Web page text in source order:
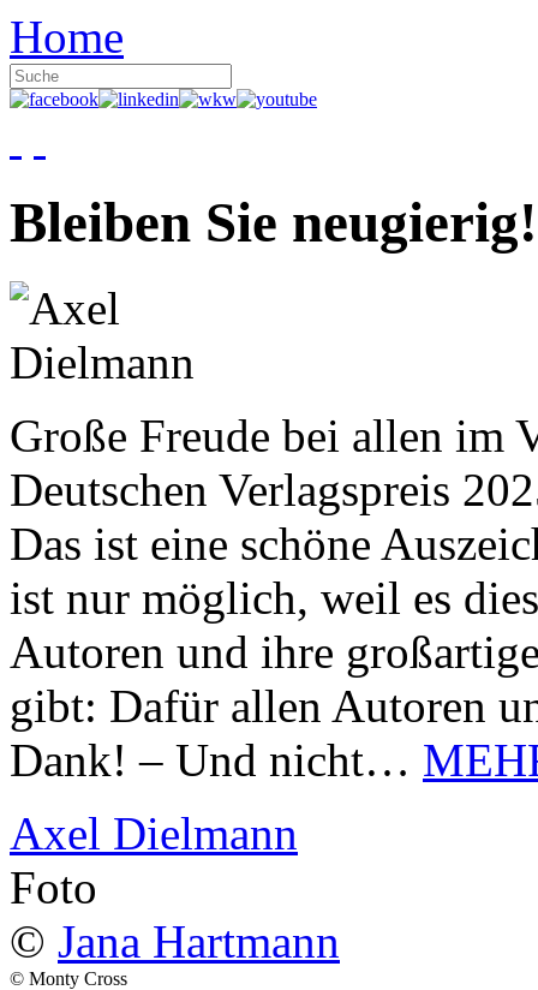
Home
Bleiben Sie neugierig!
Große Freude bei allen im
Deutschen Verlagspreis
Das ist eine schöne
ist nur möglich, weil es
Autoren und ihre
gibt: Dafür allen Autoren
Dank! – Und nicht…
Axel Dielmann
Foto
© Jana Hartmann
© Monty Cross